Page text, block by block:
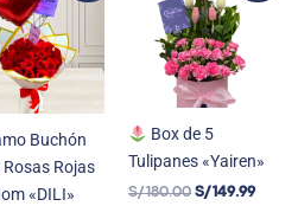
Buchón
Rosas Rojas
«DILI»
original
era:
S/ 179.99. S/ 109.99.
Box de 5
Tulipanes «Yairen»
S/180.00
original
era:
S/ 180.00.
S/149.99